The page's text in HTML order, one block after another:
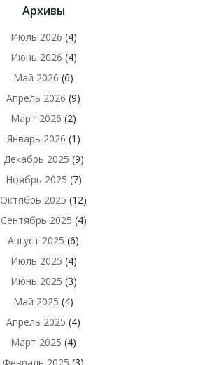
Архивы
Июль 2026 (4)
Июнь 2026 (4)
Май 2026 (6)
Апрель 2026 (9)
Март 2026 (2)
Январь 2026 (1)
Декабрь 2025 (9)
Ноябрь 2025 (7)
Октябрь 2025 (12)
Сентябрь 2025 (4)
Август 2025 (6)
Июль 2025 (4)
Июнь 2025 (3)
Май 2025 (4)
Апрель 2025 (4)
Март 2025 (4)